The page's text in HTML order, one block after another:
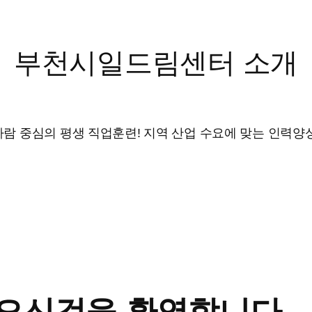
부천시일드림센터 소개
람 중심의 평생 직업훈련! 지역 산업 수요에 맞는 인력양